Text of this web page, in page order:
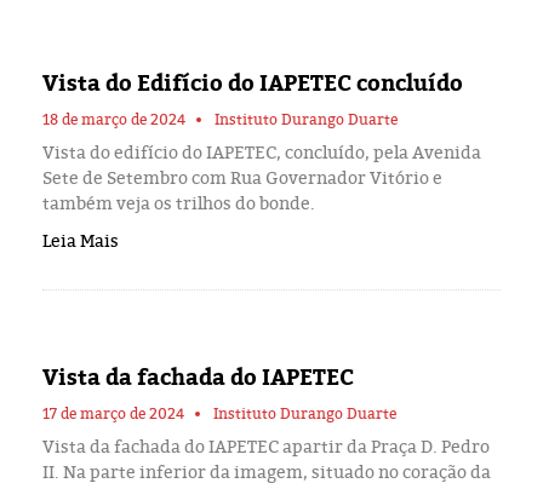
Vista do Edifício do IAPETEC concluído
18 de março de 2024 Instituto Durango Duarte
Vista do edifício do IAPETEC, concluído, pela Avenida
Sete de Setembro com Rua Governador Vitório e
também veja os trilhos do bonde.
Leia Mais
Vista da fachada do IAPETEC
17 de março de 2024 Instituto Durango Duarte
Vista da fachada do IAPETEC apartir da Praça D. Pedro
II. Na parte inferior da imagem, situado no coração da